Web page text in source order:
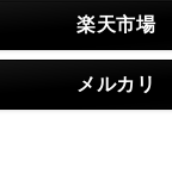
楽天市場
メルカリ